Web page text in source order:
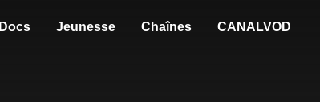
Docs Jeunesse Chaînes CANALVOD